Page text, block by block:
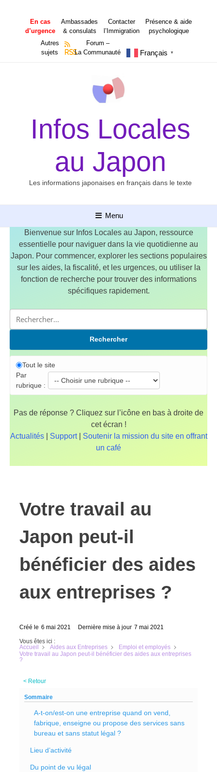
contenu
En cas
d’urgence
Ambassades
& consulats
Contacter
l’Immigration
Présence & aide
psychologique
Autres
sujets
RSS
Forum –
La Communauté
Français ▼
Infos Locales
au Japon
Les informations japonaises en français dans le texte
Menu
Bienvenue sur Infos Locales au Japon, ressource
essentielle pour naviguer dans la vie quotidienne au
Japon. Pour commencer, explorer les sections populaires
sur les aides, la fiscalité, et les urgences, ou utiliser la
fonction de recherche pour trouver des informations
spécifiques rapidement.
Rechercher
Tout le site
Par
rubrique :
Pas de réponse ? Cliquez sur l’icône en bas à droite de
cet écran !
Actualités| Support| Soutenir la mission du site en offrant
un café
Votre travail au
Japon peut-il
bénéficier des aides
aux entreprises ?
Créé le 6 mai 2021 Dernière mise à jour 7 mai 2021
Vous êtes ici :
Accueil
Aides aux Entreprises
Emploi et employés
Votre travail au Japon peut-il bénéficier des aides aux entreprises
?
< Retour
Sommaire
A-t-on/est-on une entreprise quand on vend,
fabrique, enseigne ou propose des services sans
bureau et sans statut légal ?
Lieu d’activité
Du point de vu légal